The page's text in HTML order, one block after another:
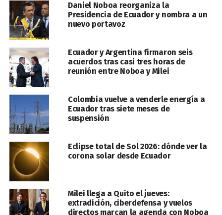
Daniel Noboa reorganiza la
Presidencia de Ecuador y nombra a un
nuevo portavoz
Ecuador y Argentina firmaron seis
acuerdos tras casi tres horas de
reunión entre Noboa y Milei
Colombia vuelve a venderle energía a
Ecuador tras siete meses de
suspensión
Eclipse total de Sol 2026: dónde ver la
corona solar desde Ecuador
Milei llega a Quito el jueves:
extradición, ciberdefensa y vuelos
directos marcan la agenda con Noboa